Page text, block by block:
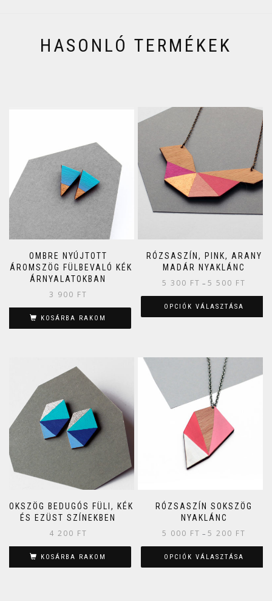
HASONLÓ TERMÉKEK
OMBRE NYÚJTOTT
HÁROMSZÖG FÜLBEVALÓ KÉK
ÁRNYALATOKBAN
3 900 FT
KOSÁRBA RAKOM
RÓZSASZÍN, PINK, ARANY
MADÁR NYAKLÁNC
5 300 FT – 5 500 FT
OPCIÓK VÁLASZTÁSA
SOKSZÖG BEDUGÓS FÜLI, KÉK
ÉS EZÜST SZÍNEKBEN
4 200 FT
KOSÁRBA RAKOM
RÓZSASZÍN SOKSZÖG
NYAKLÁNC
5 000 FT – 5 200 FT
OPCIÓK VÁLASZTÁSA